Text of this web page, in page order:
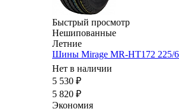
Быстрый просмотр
Нешипованные
Летние
Шины Mirage MR-HT172 225/
Нет в наличии
5 530 ₽
5 820 ₽
Экономия